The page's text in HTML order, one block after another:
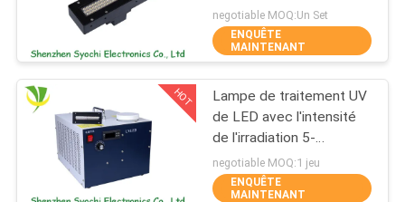
SUJET
NOUS
VISITE
D'USINE
LED UV traitant
l'équipement
79
negotiable MOQ:Un Set
ENQUÊTE
MAINTENANT
HOT
Lampe de traitement UV
de LED avec l'intensité
de l'irradiation 5-
12w/Cm2
negotiable MOQ:1 jeu
ENQUÊTE
MAINTENANT